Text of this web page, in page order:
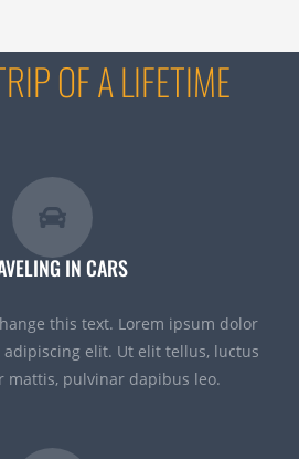
OF A LIFETIME
IN CARS
this text. Lorem ipsum dolor
elit. Ut elit tellus, luctus
mattis, pulvinar dapibus leo.